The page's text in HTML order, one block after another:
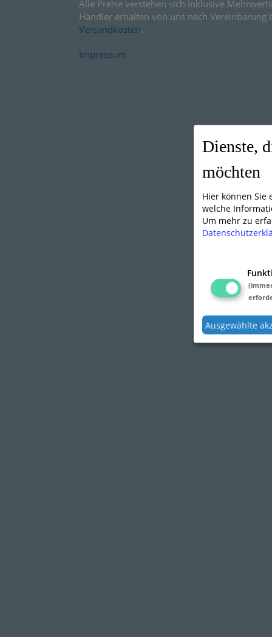
Alle Preise verstehen sich inklusive
Händler erhalten von uns nach
Versandkosten.
Impressum
Dienste,
möchten
Hier können Sie
welche
Um mehr zu
Ausgewählte